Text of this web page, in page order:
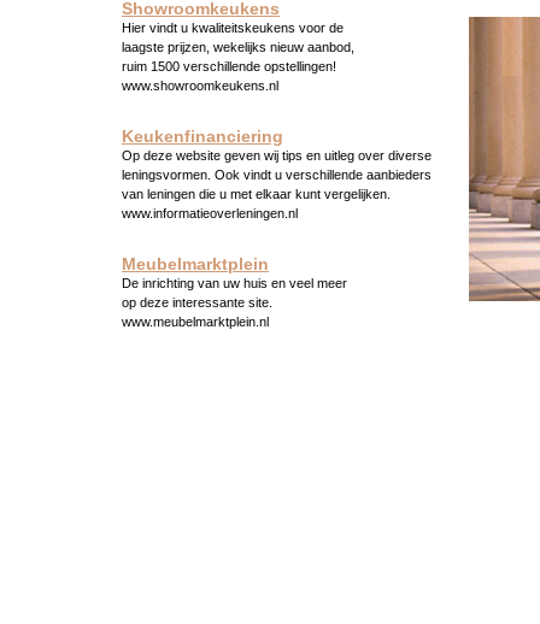
Showroomkeukens
Hier vindt u kwaliteitskeukens voor de
laagste prijzen, wekelijks nieuw aanbod,
ruim 1500 verschillende opstellingen!
www.showroomkeukens.nl
Keukenfinanciering
Op deze website geven wij tips en uitleg over diverse
leningsvormen. Ook vindt u verschillende aanbieders
van leningen die u met elkaar kunt vergelijken.
www.informatieoverleningen.nl
Meubelmarktplein
De inrichting van uw huis en veel meer
op deze interessante site.
www.meubelmarktplein.nl